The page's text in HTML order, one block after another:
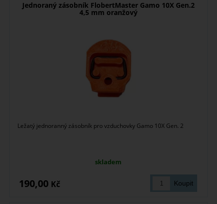
Jednoraný zásobník FlobertMaster Gamo 10X Gen.2
4,5 mm oranžový
Ležatý jednoranný zásobník pro vzduchovky Gamo 10X Gen. 2
skladem
190,00 Kč